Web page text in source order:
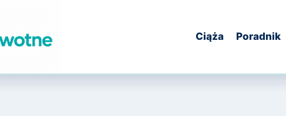
Ciąża Poradnik